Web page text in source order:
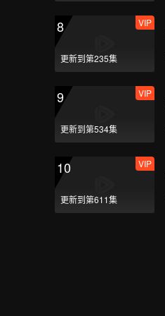
VIP
VIP
VIP
VIP
8
更新到第235集
VIP
9
更新到第534集
VIP
10
更新到第611集
VIP